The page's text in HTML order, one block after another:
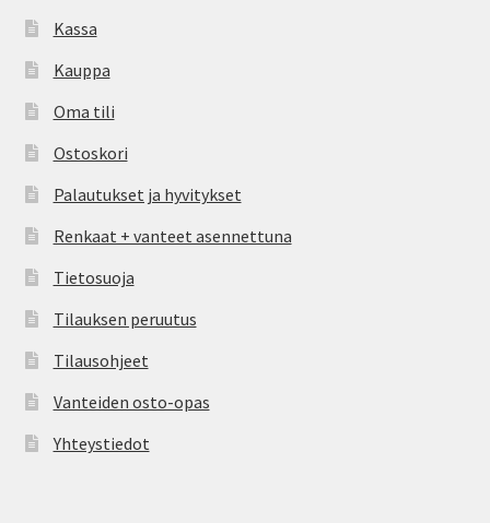
Kassa
Kauppa
Oma tili
Ostoskori
Palautukset ja hyvitykset
Renkaat + vanteet asennettuna
Tietosuoja
Tilauksen peruutus
Tilausohjeet
Vanteiden osto-opas
Yhteystiedot